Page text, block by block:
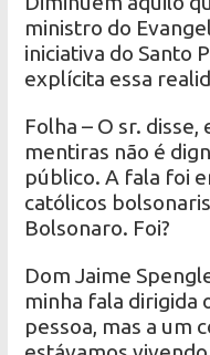
ministro do
iniciativa do Santo
explícita essa
Folha – O sr.
mentiras não é
público. A fala foi
católicos
Bolsonaro. Foi?
Dom Jaime
minha fala dirigida
pessoa, mas a um